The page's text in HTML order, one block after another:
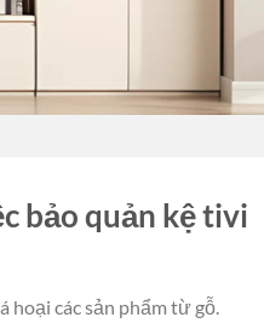
bảo quản kệ tivi
các sản phẩm từ gỗ.